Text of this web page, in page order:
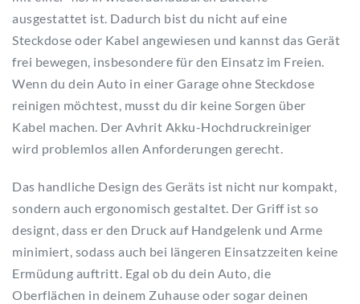
ausgestattet ist. Dadurch bist du nicht auf eine
Steckdose oder Kabel angewiesen und kannst das Gerät
frei bewegen, insbesondere für den Einsatz im Freien.
Wenn du dein Auto in einer Garage ohne Steckdose
reinigen möchtest, musst du dir keine Sorgen über
Kabel machen. Der Avhrit Akku-Hochdruckreiniger
wird problemlos allen Anforderungen gerecht.
Das handliche Design des Geräts ist nicht nur kompakt,
sondern auch ergonomisch gestaltet. Der Griff ist so
designt, dass er den Druck auf Handgelenk und Arme
minimiert, sodass auch bei längeren Einsatzzeiten keine
Ermüdung auftritt. Egal ob du dein Auto, die
Oberflächen in deinem Zuhause oder sogar deinen